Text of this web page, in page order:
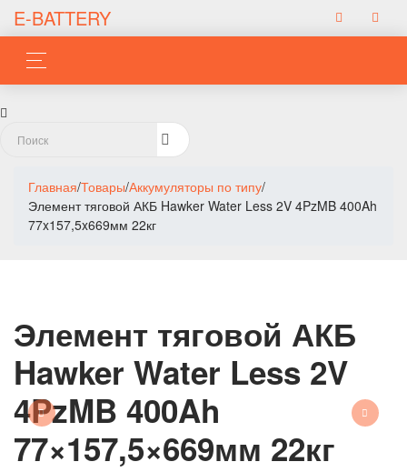
E-BATTERY
Главная/Товары/Аккумуляторы по типу/
Элемент тяговой АКБ Hawker Water Less 2V 4PzMB 400Ah
77x157,5x669мм 22кг
Элемент тяговой АКБ
Hawker Water Less 2V
4PzMB 400Ah
77×157,5×669мм 22кг